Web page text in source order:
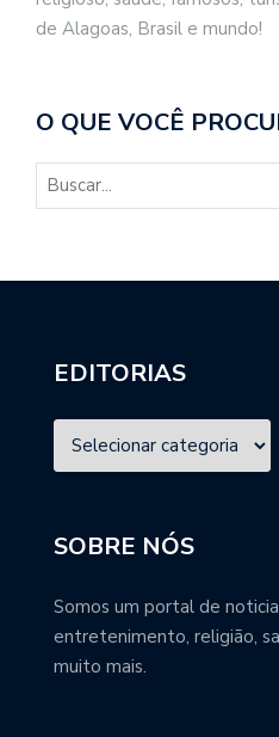
de Alagoas, Brasil e mundo!
O QUE VOCÊ
EDITORIAS
SOBRE NÓS
Somos um portal de
entretenimento, religião,
muito mais.